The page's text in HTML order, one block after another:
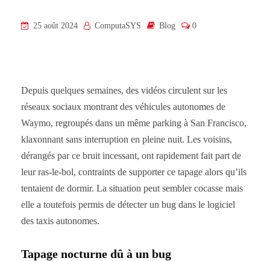
25 août 2024 ComputaSYS Blog 0
Depuis quelques semaines, des vidéos circulent sur les
réseaux sociaux montrant des véhicules autonomes de
Waymo, regroupés dans un même parking à San Francisco,
klaxonnant sans interruption en pleine nuit. Les voisins,
dérangés par ce bruit incessant, ont rapidement fait part de
leur ras-le-bol, contraints de supporter ce tapage alors qu’ils
tentaient de dormir. La situation peut sembler cocasse mais
elle a toutefois permis de détecter un bug dans le logiciel
des taxis autonomes.
Tapage nocturne dû à un bug